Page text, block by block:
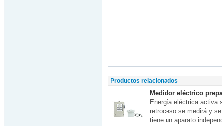
Productos relacionados
Medidor eléctrico
Energía eléctrica activa
retroceso se medirá y
tiene un aparato